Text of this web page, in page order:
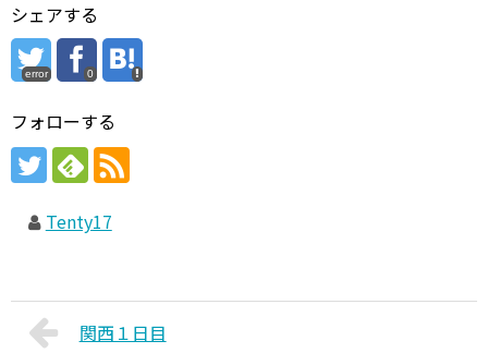
シェアする
error 0
フォローする
Tenty17
関西１日目